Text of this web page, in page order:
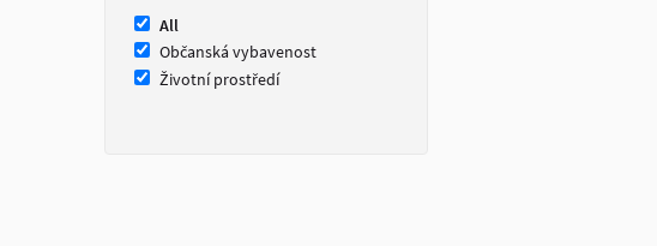
All
Občanská vybavenost
Životní prostředí